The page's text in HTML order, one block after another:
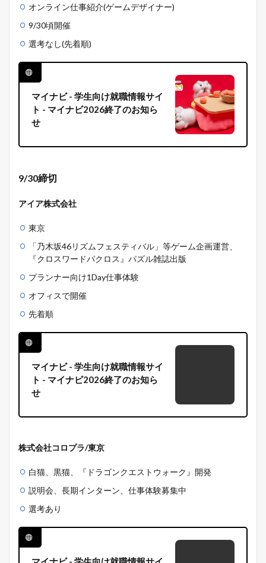
オンライン仕事紹介(ゲームデザイナー)
9/30頃開催
選考なし(先着順)
マイナビ - 学生向け就職情報サイ
ト - マイナビ2026終了のお知ら
せ
9/30締切
アイア株式会社
東京
「乃木坂46リズムフェスティバル」等ゲーム企画運営、
『クロスワードパクロス』パズル雑誌出版
プランナー向け1Day仕事体験
オフィスで開催
先着順
マイナビ - 学生向け就職情報サイ
ト - マイナビ2026終了のお知ら
せ
株式会社コロプラ/東京
白猫、黒猫、『ドラゴンクエストウォーク』開発
説明会、長期インターン、仕事体験募集中
選考あり